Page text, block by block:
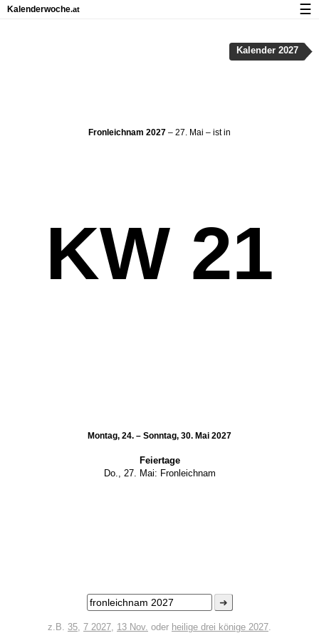
Fronleichnam 2027 – 27. Mai – ist in
KW 21
Montag, 24. – Sonntag, 30. Mai 2027
Feiertage
Do., 27. Mai: Fronleichnam
➜
z.B. 35, 7 2027, 13 Nov. oder heilige drei könige 2027.
Kalender 2027
Kalenderwoche.at ☰